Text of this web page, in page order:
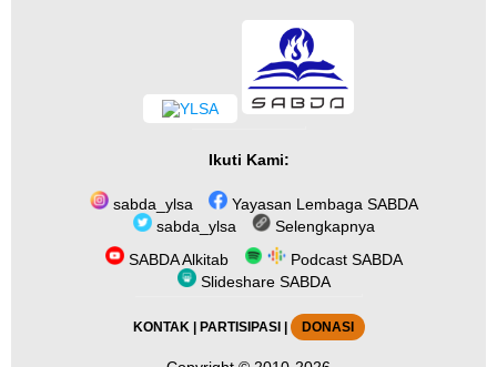
Ikuti Kami:
sabda_ylsa
Yayasan Lembaga SABDA
sabda_ylsa
Selengkapnya
SABDA Alkitab
Podcast SABDA
Slideshare SABDA
KONTAK| PARTISIPASI DONASI